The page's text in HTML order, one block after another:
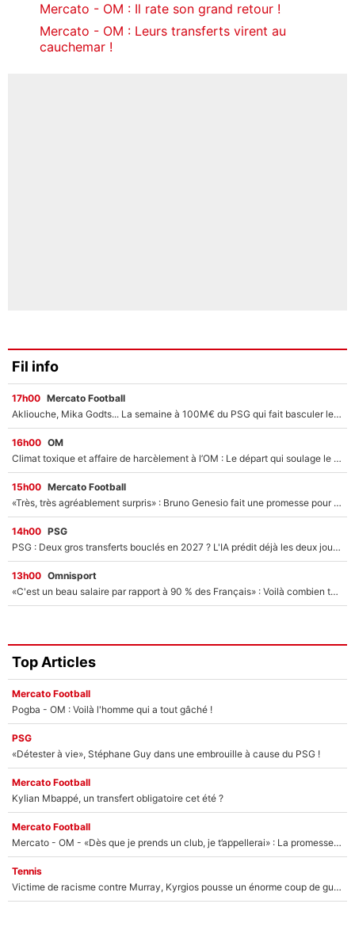
Mercato - OM : Il rate son grand retour !
Mercato - OM : Leurs transferts virent au
cauchemar !
Fil info
17h00 Mercato Football
Akliouche, Mika Godts... La semaine à 100M€ du PSG qui fait basculer le mercato du PSG !
16h00 OM
Climat toxique et affaire de harcèlement à l’OM : Le départ qui soulage le vestiaire de Bruno Genesio
15h00 Mercato Football
«Très, très agréablement surpris» : Bruno Genesio fait une promesse pour la suite du mercato de l’OM et rassure les supporters
14h00 PSG
PSG : Deux gros transferts bouclés en 2027 ? L'IA prédit déjà les deux joueurs qui pourraient rejoindre Luis Enrique !
13h00 Omnisport
«C'est un beau salaire par rapport à 90 % des Français» : Voilà combien touchait Nelson Monfort sur France Télévisions avant de rejoindre CNews
Top Articles
Mercato Football
Pogba - OM : Voilà l'homme qui a tout gâché !
PSG
«Détester à vie», Stéphane Guy dans une embrouille à cause du PSG !
Mercato Football
Kylian Mbappé, un transfert obligatoire cet été ?
Mercato Football
Mercato - OM - «Dès que je prends un club, je t’appellerai» : La promesse de Marcelino au moment de claquer la porte
Tennis
Victime de racisme contre Murray, Kyrgios pousse un énorme coup de gueule !